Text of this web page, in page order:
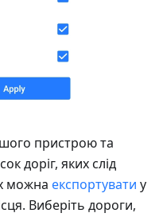
пристрою та
доріг, яких слід
можна експортувати у
Виберіть дороги,